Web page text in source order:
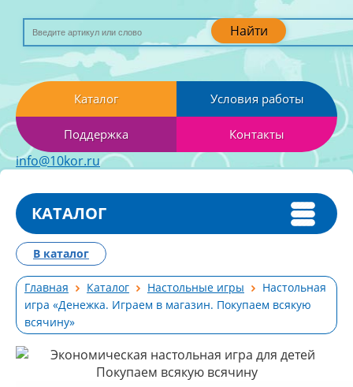
Найти
Каталог Условия работы
Поддержка Контакты
info@10kor.ru
КАТАЛОГ
Главная Каталог Настольные игры
Настольная
игра «Денежка. Играем в магазин. Покупаем всякую
всячину»
В каталог